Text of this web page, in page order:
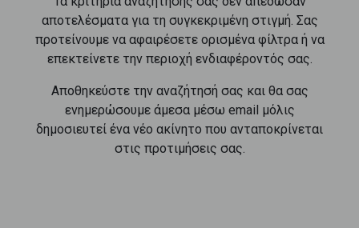
αποτελέσματα για τη συγκεκριμένη στιγμή. Σας
προτείνουμε να αφαιρέσετε ορισμένα φίλτρα ή να
επεκτείνετε την περιοχή ενδιαφέροντός σας.
Αποθηκεύστε την αναζήτησή σας και θα σας
ενημερώσουμε άμεσα μέσω email μόλις
δημοσιευτεί ένα νέο ακίνητο που ανταποκρίνεται
στις προτιμήσεις σας.